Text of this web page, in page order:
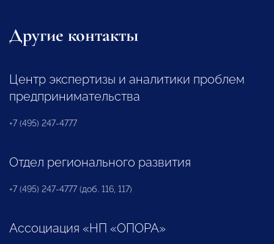
Другие контакты
Центр экспертизы и аналитики проблем
предпринимательства
+7 (495) 247-4777
Отдел регионального развития
+7 (495) 247-4777 (доб. 116, 117)
Ассоциация «НП «ОПОРА»